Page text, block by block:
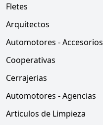
Fletes
Arquitectos
Automotores - Accesorios
Cooperativas
Cerrajerias
Automotores - Agencias
Articulos de Limpieza